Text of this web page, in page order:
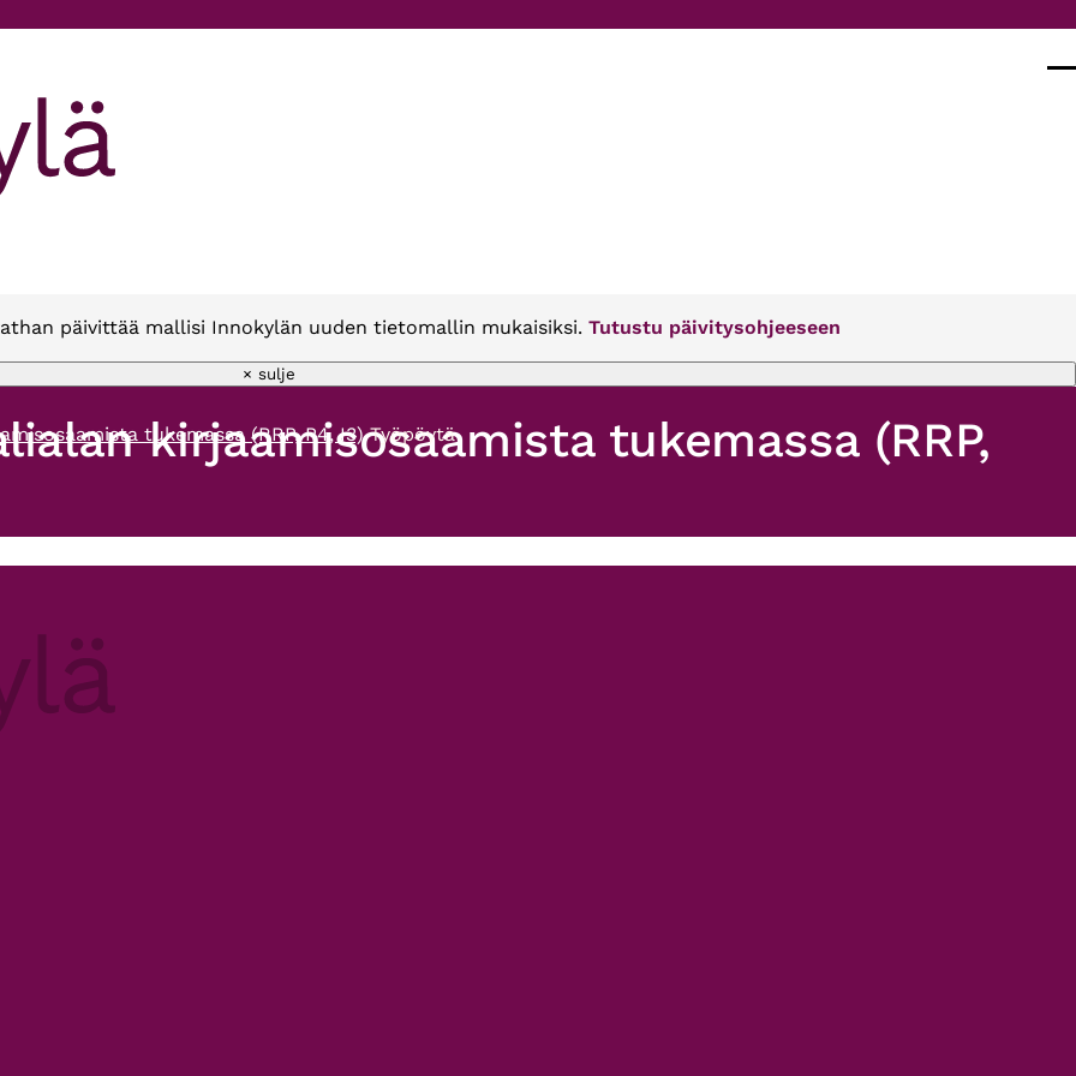
päivittää mallisi Innokylän uuden tietomallin mukaisiksi. Tutustu päivitysohjeeseen
× sulje
tukemassa (RRP, P4, I3) Työpöytä
kirjaamisosaamista tukemassa (RRP,